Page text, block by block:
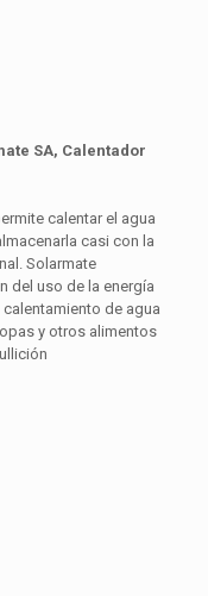
SA, Calentador
calentar el agua
casi con la
Solarmate
del uso de la energía
de agua
y otros alimentos